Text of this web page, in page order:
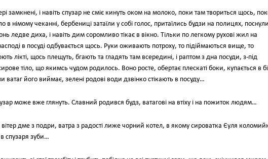
замкнені, і навіть спузар не сміє кинуть оком на молоко, поки там твориться щось,
в німому чеканні, бербениці затаїли у собі голос, притаїлись будзи на полицях, поснули
ледве диха, і навіть дим соромливо тікає в вікно. Тільки по легкому рухові жил на
в посуді одбувається щось. Руки оживають потроху, то підіймаються вище, то
лікті, щось плещуть, бгають та гладять там всередині, і раптом з дна посуди, з-під
тіло, що якимсь чудом родилось. Воно росте, обертає плескаті боки, купається в
ватаг його виймає, зелені родові води дзвінко стікають в посуду…
може вже глянуть. Славний родився будз, ватагові на втіху і на пожиток людям…
дме з подри, ватра з радості лиже чорний котел, в якому сироватка Єуля
спузаря зуби…